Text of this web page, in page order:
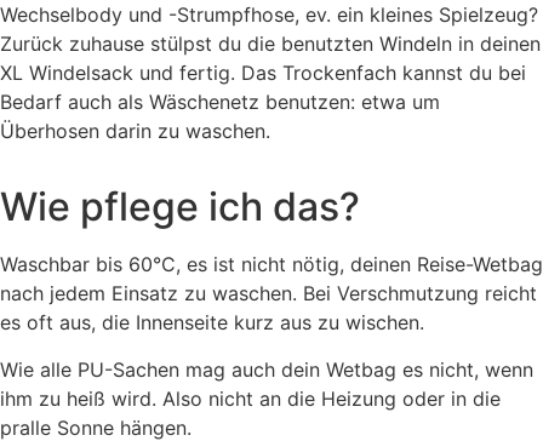
Wechselbody und -Strumpfhose, ev. ein kleines Spielzeug?
Zurück zuhause stülpst du die benutzten Windeln in deinen
XL Windelsack und fertig. Das Trockenfach kannst du bei
Bedarf auch als Wäschenetz benutzen: etwa um
Überhosen darin zu waschen.
Wie pflege ich das?
Waschbar bis 60°C, es ist nicht nötig, deinen Reise-Wetbag
nach jedem Einsatz zu waschen. Bei Verschmutzung reicht
es oft aus, die Innenseite kurz aus zu wischen.
Wie alle PU-Sachen mag auch dein Wetbag es nicht, wenn
ihm zu heiß wird. Also nicht an die Heizung oder in die
pralle Sonne hängen.